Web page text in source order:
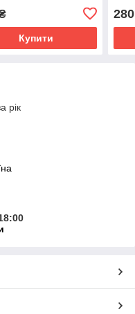
Купити
280
рік